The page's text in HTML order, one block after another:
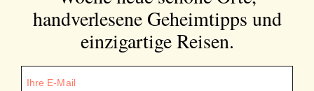
handverlesene Geheimtipps und
einzigartige Reisen.